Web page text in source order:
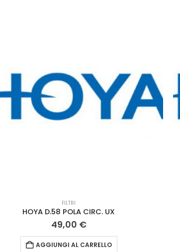
FILTRI
HOYA D.58 POLA CIRC. UX
49,00 €
AGGIUNGI AL CARRELLO